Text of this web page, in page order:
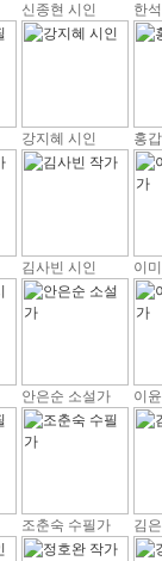
신종현 시인 한
강지혜 시인 홍
김사빈 시인 이
안은순 소설가 이
조춘숙 수필가 김